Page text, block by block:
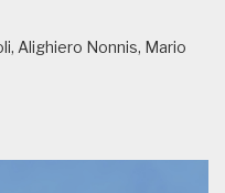
Alighiero Nonnis, Mario